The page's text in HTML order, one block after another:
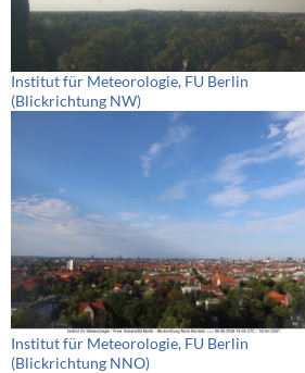
Institut für Meteorologie, FU Berlin
(Blickrichtung NW)
Institut für Meteorologie, FU Berlin
(Blickrichtung NNO)